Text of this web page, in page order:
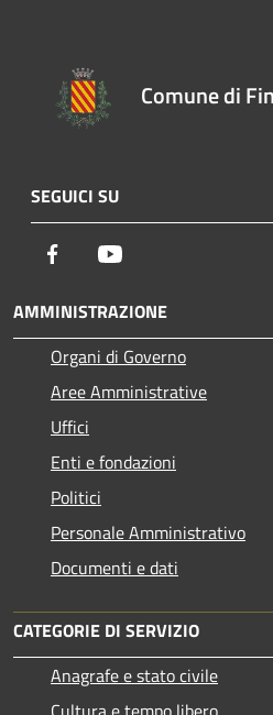
Comune di
SEGUICI SU
Facebook
AMMINISTRAZIONE
Organi di Governo
Aree Amministrative
Uffici
Enti e fondazioni
Politici
Personale Amministrativo
Documenti e dati
CATEGORIE DI SERVIZIO
Anagrafe e stato civile